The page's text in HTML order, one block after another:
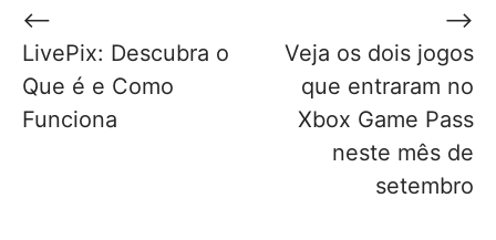
Navegação
de
Post
⟵
LivePix: Descubra o
Que é e Como
Funciona
Veja os dois jogos
que entraram no
Xbox Game Pass
neste mês de
setembro
⟶